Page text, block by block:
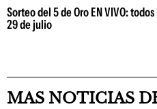
Sorteo del 5 de Oro EN VIVO:
29 de julio
MAS NOTICIAS